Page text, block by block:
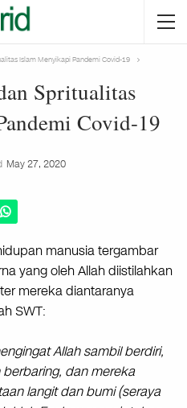
Islam Menyikapi Pandemi Covid-19
Spritualitas
Covid-19
May 27, 2020
manusia tergambar
yang oleh Allah diistilahkan
mereka diantaranya
SWT:
Allah sambil berdiri,
dan mereka
langit dan bumi (seraya